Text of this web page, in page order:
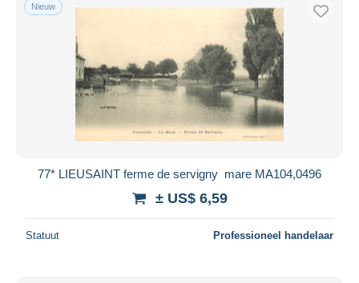
Nieuw
77* LIEUSAINT ferme de servigny  mare MA104,0496
± US$ 6,59
Statuut Professioneel handelaar